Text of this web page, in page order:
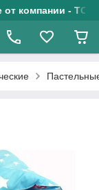
компании - ТОО